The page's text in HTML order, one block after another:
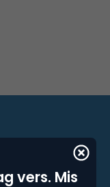
vers. Mis
Mis niks!